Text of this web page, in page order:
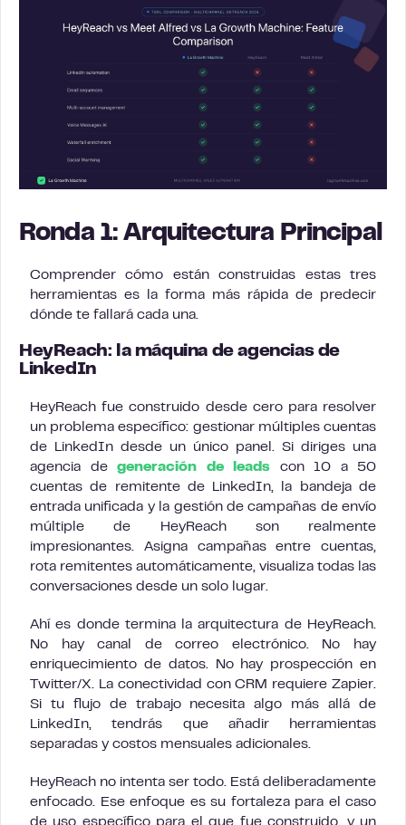
Ronda 1: Arquitectura Principal
Comprender cómo están construidas estas tres
herramientas es la forma más rápida de predecir
dónde te fallará cada una.
HeyReach: la máquina de agencias de
LinkedIn
HeyReach fue construido desde cero para resolver
un problema específico: gestionar múltiples cuentas
de LinkedIn desde un único panel. Si diriges una
agencia de generación de leads con 10 a 50
cuentas de remitente de LinkedIn, la bandeja de
entrada unificada y la gestión de campañas de envío
múltiple de HeyReach son realmente
impresionantes. Asigna campañas entre cuentas,
rota remitentes automáticamente, visualiza todas las
conversaciones desde un solo lugar.
Ahí es donde termina la arquitectura de HeyReach.
No hay canal de correo electrónico. No hay
enriquecimiento de datos. No hay prospección en
Twitter/X. La conectividad con CRM requiere Zapier.
Si tu flujo de trabajo necesita algo más allá de
LinkedIn, tendrás que añadir herramientas
separadas y costos mensuales adicionales.
HeyReach no intenta ser todo. Está deliberadamente
enfocado. Ese enfoque es su fortaleza para el caso
de uso específico para el que fue construido, y un